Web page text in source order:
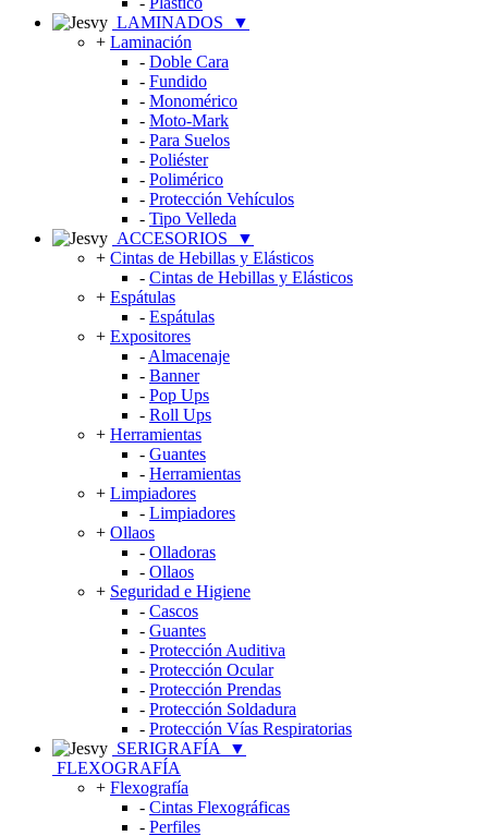
LAMINADOS
▼
+ Laminación
- Doble Cara
- Fundido
- Monomérico
- Moto-Mark
- Para Suelos
- Poliéster
- Polimérico
- Protección Vehículos
- Tipo Velleda
ACCESORIOS
▼
+ Cintas de Hebillas y Elásticos
- Cintas de Hebillas y Elásticos
+ Espátulas
- Espátulas
+ Expositores
- Almacenaje
- Banner
- Pop Ups
- Roll Ups
+ Herramientas
- Guantes
- Herramientas
+ Limpiadores
- Limpiadores
+ Ollaos
- Olladoras
- Ollaos
+ Seguridad e Higiene
- Cascos
- Guantes
- Protección Auditiva
- Protección Ocular
- Protección Prendas
- Protección Soldadura
- Protección Vías Respiratorias
SERIGRAFÍA
▼
FLEXOGRAFÍA
+ Flexografía
- Cintas Flexográficas
- Perfiles